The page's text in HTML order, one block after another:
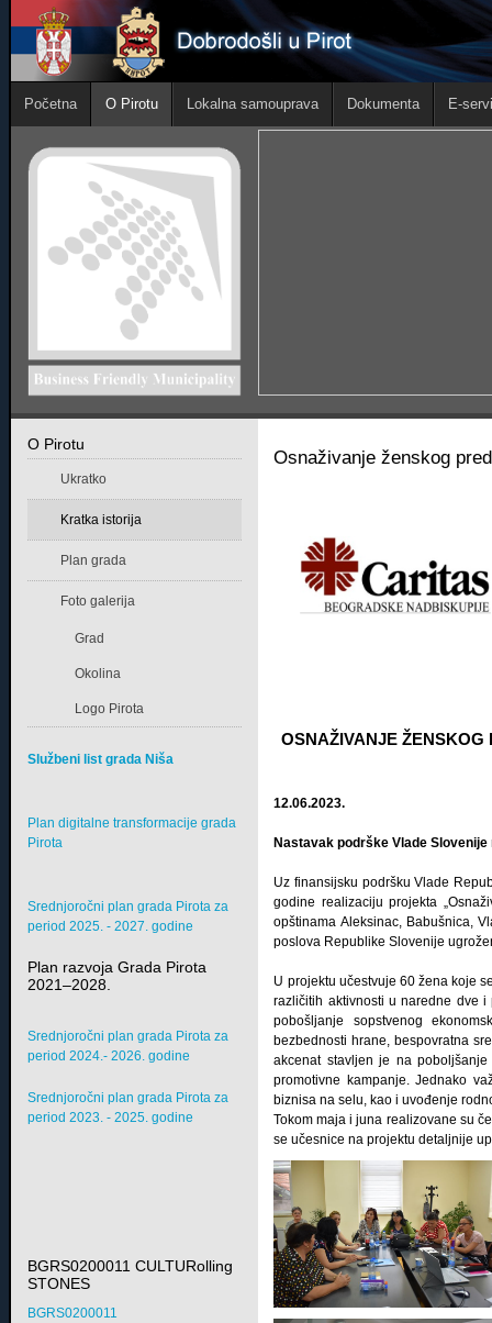
Početna O Pirotu Lokalna samouprava Dokumenta E-
Osnaživanje ženskog
OSNAŽIVANJE ŽENSKOG
12.06.2023.
Nastavak podrške Vlade
Uz finansijsku podršku Vlade
godine realizaciju projekta
opštinama Aleksinac, Babušnica,
poslova Republike Slovenije
U projektu učestvuje 60 žena koje
različitih aktivnosti u naredne dve
pobošljanje sopstvenog
bezbednosti hrane, bespovratna
akcenat stavljen je na
promotivne kampanje. Jednako
biznisa na selu, kao i uvođenje
Tokom maja i juna realizovane su
se učesnice na projektu detaljnije
O Pirotu
Ukratko
Kratka istorija
Plan grada
Foto galerija
Grad
Okolina
Logo Pirota
Službeni list grada Niša
Plan digitalne transformacije grada
Pirota
Srednjoročni plan grada Pirota za
period 2025. - 2027. godine
Plan razvoja Grada Pirota
2021–2028.
Srednjoročni plan grada Pirota za
period 2024.- 2026. godine
Srednjoročni plan grada Pirota za
period 2023. - 2025. godine
BGRS0200011 CULTURolling
STONES
BGRS0200011